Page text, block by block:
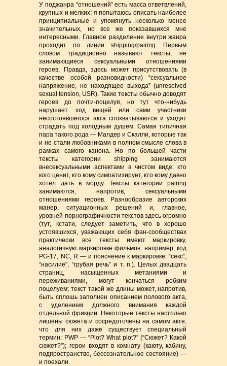
У поджанра “отношений” есть масса ответвлений,
крупных и мелких; я попытаюсь описать наиболее
принципиальные и упомянуть несколько менее
значительных, но все же показавшихся мне
интересными. Главное разделение внутри жанра
проходит по линии shipping/pairing. Первым
словом традиционно называют тексты, не
занимающиеся сексуальными отношениями
героев. Правда, здесь может присутствовать (в
качестве особой разновидности) “сексуальное
напряжение, не находящее выхода” (unresolved
sexual tension, USR). Такие тексты обычно доводят
героев до почти-поцелуя, но тут что-нибудь
нарушает ход вещей или сами участники
несостоявшегося акта спохватываются и уходят
страдать под холодным душем. Самая типичная
пара такого рода — Малдер и Скалли, которые так
и не стали любовниками в полном смысле слова в
рамках самого канона. Но по большей части
тексты категории shipping занимаются
внесексуальными аспектами в чистом виде: кто
кого ценит, кто кому симпатизирует, кто кому давно
хотел дать в морду. Тексты категории pairing
занимаются, напротив, сексуальными
отношениями героев. Разнообразие авторских
манер, ситуационных решений и, главное,
уровней порнографичности текстов здесь огромно
(тут, кстати, следует заметить, что в хорошо
устоявшихся, уважающих себя фан-сообществах
практически все тексты имеют маркировку,
аналогичную маркировке фильмов: например, код
PG-17, NC, R — и пояснение к маркировке: “секс”,
“насилие”, “грубая речь” и т. п.). Целых двадцать
страниц, насыщенных метаниями и
переживаниями, могут кончаться робким
поцелуем; текст такой же длины может, напротив,
быть сплошь заполнен описанием полового акта,
с уделением должного внимания каждой
отдельной фрикции. Некоторые тексты настолько
лишены сюжета и сосредоточены на самом акте,
что для них даже существует специальный
термин: PWP — “Plot? What plot?” (“Сюжет? Какой
сюжет?”); герои входят в комнату (каюту, кабину,
подпространство, бессознательное состояние) —
и поехали.